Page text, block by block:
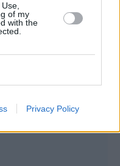
of my
with the
Privacy Policy